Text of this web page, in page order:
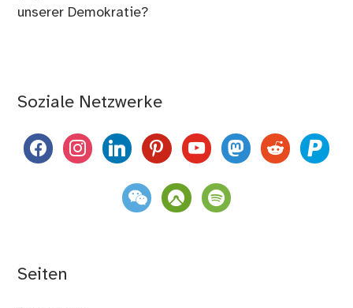
unserer Demokratie?
Soziale Netzwerke
facebookinstagramlinkedinpinterestyoutubemastodon
reddit paypal
weixin komootspotify
Seiten